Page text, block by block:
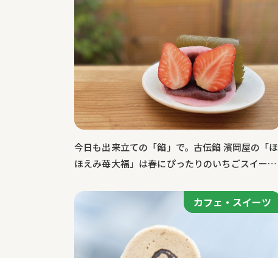
体験
特集記事
今日も出来立ての「餡」で。古伝餡 濱岡屋の「ほ
ほえみ苺大福」は春にぴったりのいちごスイー
カフェ・スイーツ
カフェ・スイーツ